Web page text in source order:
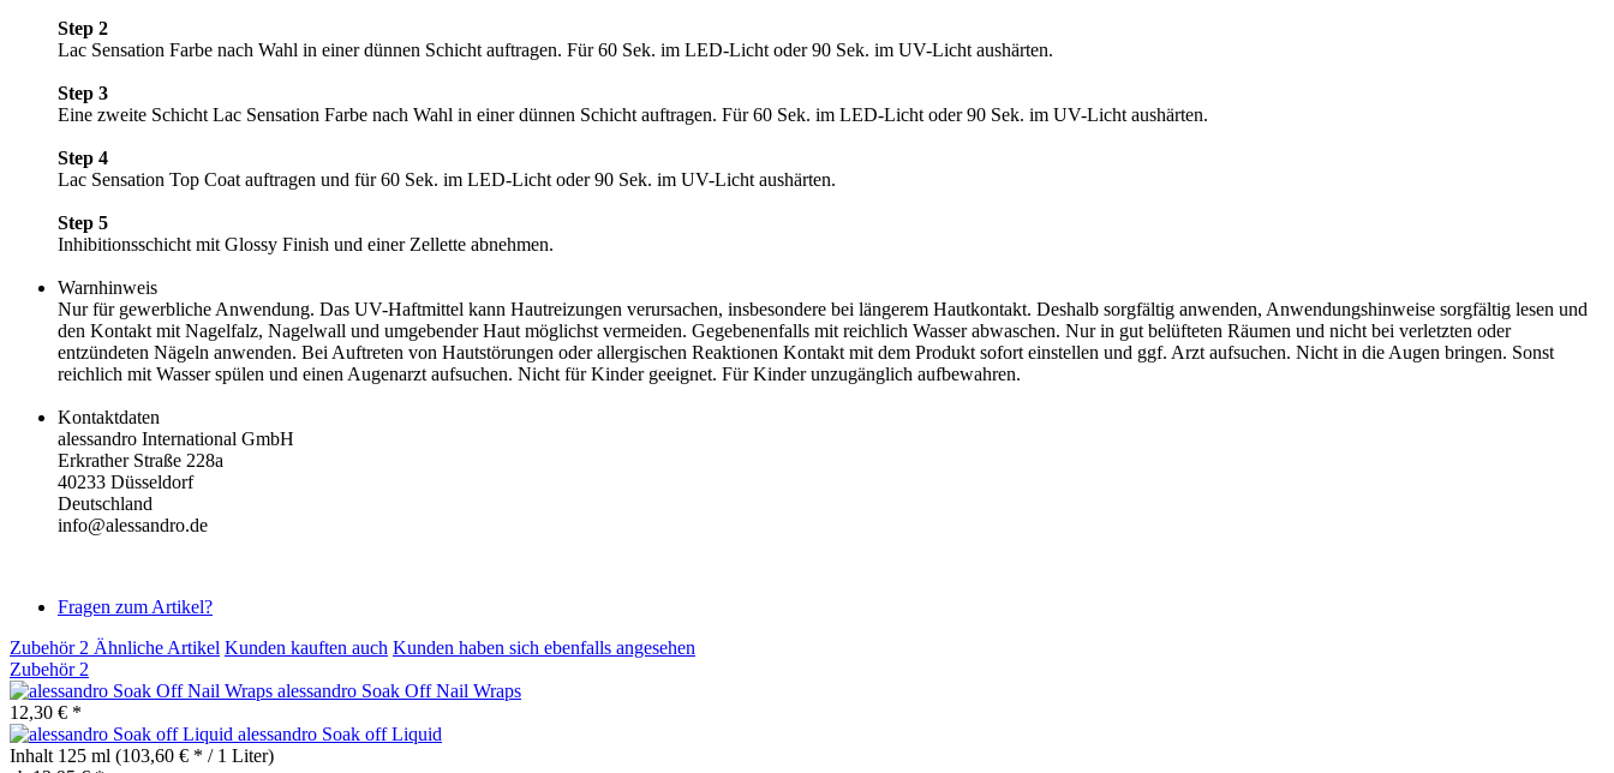
Step 2
Lac Sensation Farbe nach Wahl in einer dünnen Schicht auftragen. Für 60 Sek. im LED-Licht oder 90 Sek. im UV-Licht aushärten.
Step 3
Eine zweite Schicht Lac Sensation Farbe nach Wahl in einer dünnen Schicht auftragen. Für 60 Sek. im LED-Licht oder 90 Sek. im UV-Licht aushärten.
Step 4
Lac Sensation Top Coat auftragen und für 60 Sek. im LED-Licht oder 90 Sek. im UV-Licht aushärten.
Step 5
Inhibitionsschicht mit Glossy Finish und einer Zellette abnehmen.
Warnhinweis
Nur für gewerbliche Anwendung. Das UV-Haftmittel kann Hautreizungen verursachen, insbesondere bei längerem Hautkontakt. Deshalb sorgfältig anwenden, Anwendungshinweise sorgfältig lesen und
den Kontakt mit Nagelfalz, Nagelwall und umgebender Haut möglichst vermeiden. Gegebenenfalls mit reichlich Wasser abwaschen. Nur in gut belüfteten Räumen und nicht bei verletzten oder
entzündeten Nägeln anwenden. Bei Auftreten von Hautstörungen oder allergischen Reaktionen Kontakt mit dem Produkt sofort einstellen und ggf. Arzt aufsuchen. Nicht in die Augen bringen. Sonst
reichlich mit Wasser spülen und einen Augenarzt aufsuchen. Nicht für Kinder geeignet. Für Kinder unzugänglich aufbewahren.
Kontaktdaten
alessandro International GmbH
Erkrather Straße 228a
40233 Düsseldorf
Deutschland
info@alessandro.de
Fragen zum Artikel?
Zubehör 2 Ähnliche Artikel Kunden kauften auch Kunden haben sich ebenfalls angesehen
Zubehör 2
alessandro Soak Off Nail Wraps
12,30 € *
alessandro Soak off Liquid
Inhalt 125 ml (103,60 € * / 1 Liter)